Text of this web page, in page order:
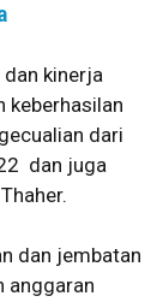
dan kinerja
keberhasilan
dari
dan juga
dan jembatan
anggaran